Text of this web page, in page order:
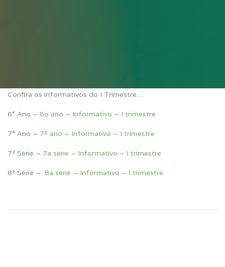
Confira os informativos do I Trimestre…
6° Ano – 6o ano – Informativo – I trimestre
7° Ano – 7º ano – Informativo – I trimestre
7ª Série – 7a série – Informativo – I trimestre
8ª Série – 8a série – Informativo – I trimestre